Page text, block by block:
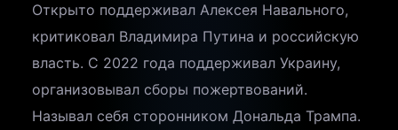
Открыто поддерживал Алексея Навального,
критиковал Владимира Путина и российскую
власть. С 2022 года поддерживал Украину,
организовывал сборы пожертвований.
Называл себя сторонником Дональда Трампа.